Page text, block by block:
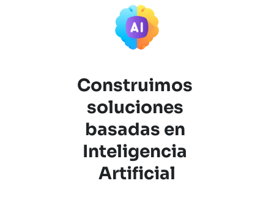
Construimos
soluciones
basadas en
Inteligencia
Artificial